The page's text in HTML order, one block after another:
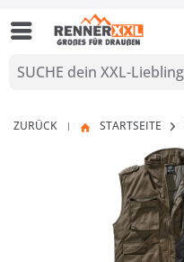
ZURÜCK | STARTSEITE